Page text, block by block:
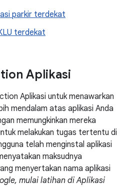
parkir terdekat
terdekat
Aplikasi
Aplikasi untuk menawarkan
mendalam atas aplikasi Anda
memungkinkan mereka
melakukan tugas tertentu di
telah menginstal aplikasi
maksudnya
menyertakan nama aplikasi
mulai latihan di Aplikasi